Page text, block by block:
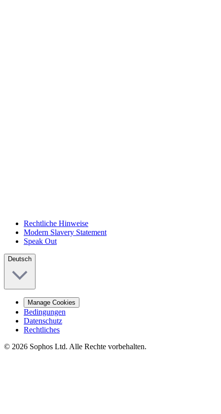
Rechtliche Hinweise
Modern Slavery Statement
Speak Out
Deutsch
Manage Cookies
Bedingungen
Datenschutz
Rechtliches
© 2026 Sophos Ltd. Alle Rechte vorbehalten.